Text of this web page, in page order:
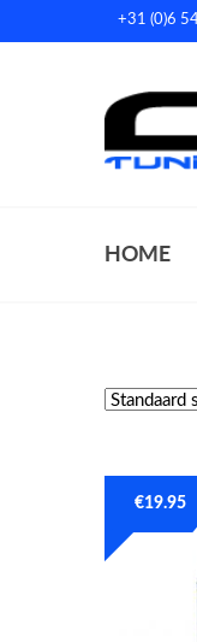
+31 (0)6
HOME
€19.95